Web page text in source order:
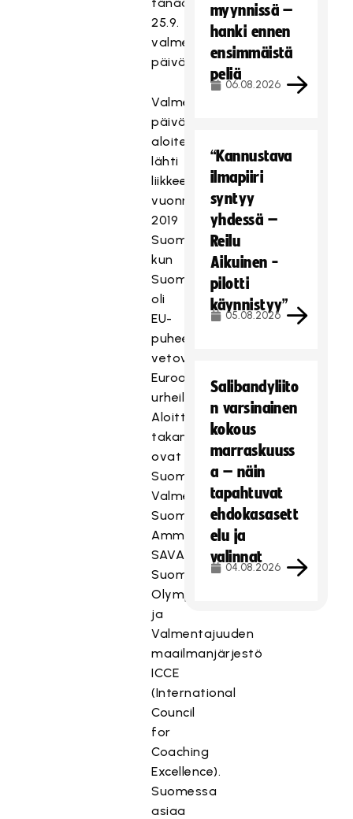
25.9.
valmentajan
päivänä.
Valmentajan
päivän
aloite
lähti
liikkeelle
vuonna
2019
Suomesta,
kun
Suomi
oli
EU-
puheenjohtajamaana
vetovastuussa
Euroopan
urheiluviikosta.
Aloitteen
takana
ovat
Suomen
Valmentajat,
Suomen
Ammattivalmentajat
SAVAL,
Suomen
Olympiakomitea
ja
Valmentajuuden
maailmanjärjestö
ICCE
(International
Council
for
Coaching
Excellence).
Suomessa
asiaa
myynnissä –
hanki ennen
ensimmäistä
peliä
06.08.2026
“Kannustava
ilmapiiri
syntyy
yhdessä –
Reilu
Aikuinen -
pilotti
käynnistyy”
05.08.2026
Salibandyliito
n varsinainen
kokous
marraskuuss
a – näin
tapahtuvat
ehdokasasett
elu ja
valinnat
04.08.2026